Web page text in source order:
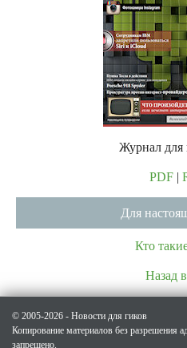
Журнал для
PDF|
Для
Кто
Назад
© 2005-2026 - Новости для гиков
Копирование материалов без разрешения
запрещено.